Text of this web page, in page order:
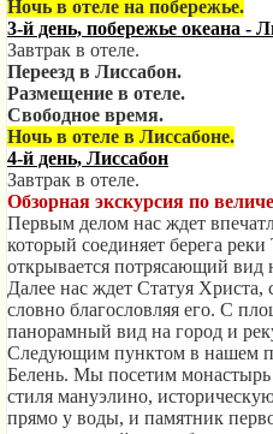
Ночь в отеле на побережье.
3-й день, побережье океана -
Завтрак в отеле.
Переезд в Лиссабон.
Размещение в отеле.
Свободное время.
Ночь в отеле в Лиссабоне.
4-й день, Лиссабон
Завтрак в отеле.
Обзорная экскурсия по
Первым делом нас ждет
который соединяет берега
открывается потрясающий вид
Далее нас ждет Статуя Христа,
словно благословляя его. С
панорамный вид на город и
Следующим пунктом в нашем
Белень. Мы посетим
стиля мануэлино,
прямо у воды, и памятник